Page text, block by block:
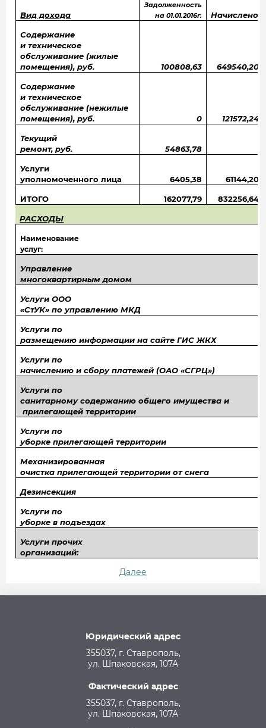
Вид дохода
Задолженность
на 01.01.2016г.
Начислено
Содержание
и техническое
обслуживание (жилые
помещения), руб.
100808,63 649540,20
Содержание
и техническое
обслуживание (нежилые
помещения), руб.
0 121572,24
Текущий
ремонт, руб.
54863,78
Услуги
уполномоченного лица
6405,38 61144,20
ИТОГО 162077,79 832256,64
РАСХОДЫ
Наименование
услуг:
Управление
многоквартирным домом
Услуги ООО
«СтУК» по управлению МКД
Услуги по
размещению информации на сайте ГИС ЖКХ
Услуги по
начислению и сбору платежей (ОАО «СГРЦ»)
Услуги по
санитарному содержанию общего имущества и
прилегающей территории
Услуги по
уборке прилегающей территории
Механизированная
очистка прилегающей территории от снега
Дезинсекция
Услуги по
уборке в подъездах
Услуги прочих
организаций:
Далее
Юридический адрес
355037, г. Ставрополь,
ул. Шпаковская, 107А
Фактический адрес
355037, г. Ставрополь,
ул. Шпаковская, 107А